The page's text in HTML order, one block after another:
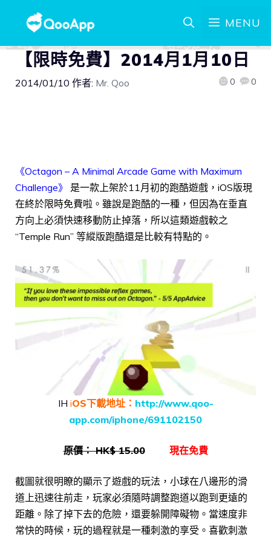
MENU
【限時免費】2014月1月10日
2014/01/10 作者: Mr. Qoo 0 0
《Octagon – A Minimal Arcade Game with Maximum
Challenge》
是一款上架於11月初的跑酷遊戲，iOS版現
在終於限時免費啦。 雖說是跑酷的一種，但因為在垂直
方向上必須快速移動防止掉落，所以這類遊戲較之
“Temple Run” 等縱版跑酷還是比較有特點的。
IH iOS下載地址： http://www.qoo-
app.com/iphone/691102150
原價： HK$ 15.00 現在免費
截圖就很明瞭的顯示了遊戲的玩法，小球在八邊形的滑
道上迅速往前走，玩家必須隨時調整跑道以跑到更遠的
距離。除了掉下去的危險，還要躲開障礙物。當速度非
常快的時候，玩的過程就是一種刺激的享受。喜歡刺激